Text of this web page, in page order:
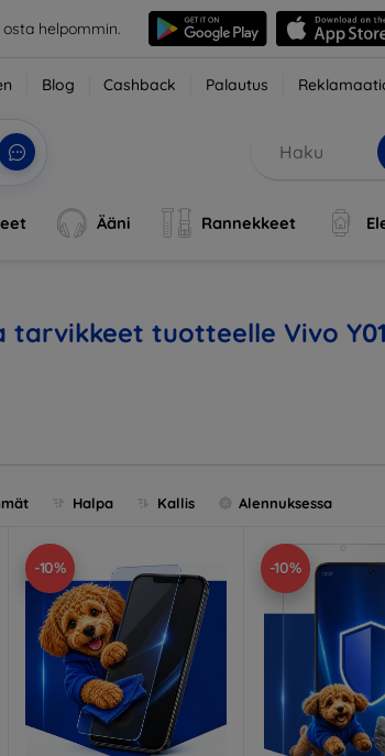
helpommin.
Blog Cashback Palautus
Ääni Rannekkeet
tarvikkeet tuotteelle Vivo Y01
Halpa Kallis Alennuksessa
-10% -10%